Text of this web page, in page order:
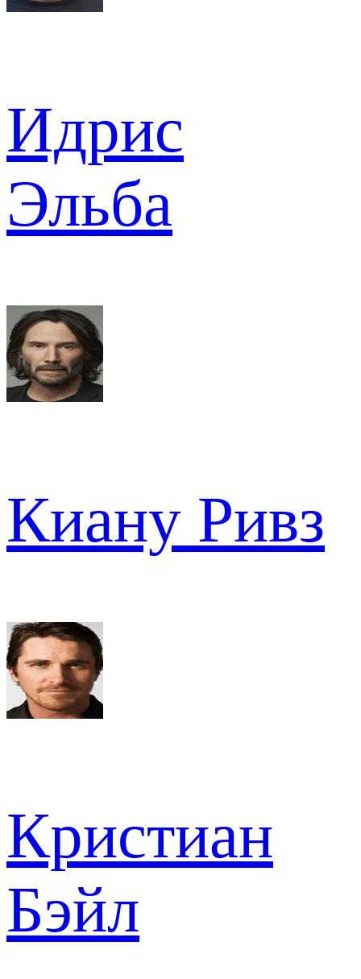
Идрис
Эльба
Киану Ривз
Кристиан
Бэйл